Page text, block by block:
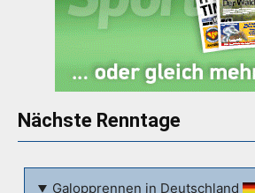
Nächste Renntage
Galopprennen in Deutschland